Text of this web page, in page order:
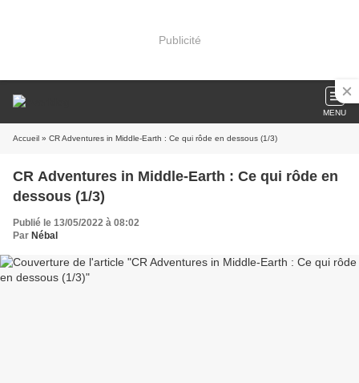
Publicité
MENU
Accueil » CR Adventures in Middle-Earth : Ce qui rôde en dessous (1/3)
CR Adventures in Middle-Earth : Ce qui rôde en
dessous (1/3)
Publié le 13/05/2022 à 08:02
Par Nébal